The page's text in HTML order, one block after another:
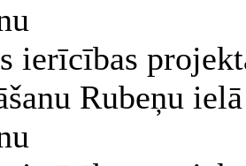
ierīcības
Rubeņu